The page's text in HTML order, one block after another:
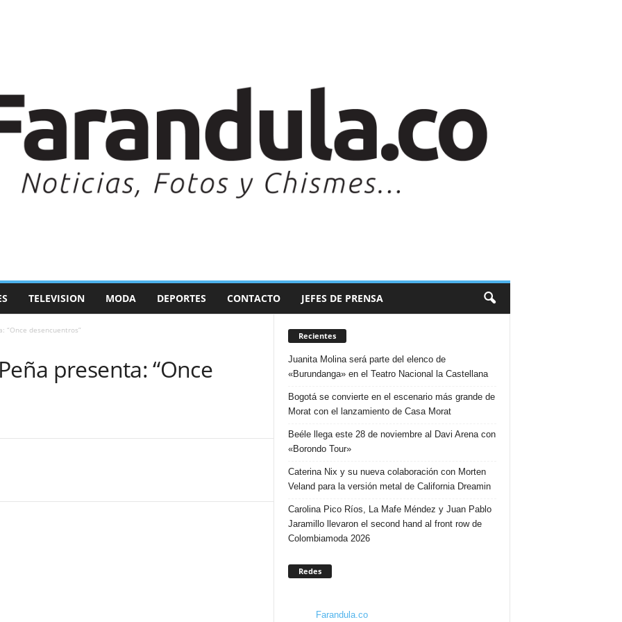
TELEVISION MODA DEPORTES CONTACTO JEFES DE PRENSA
“Once desencuentros”
presenta: “Once
Recientes
Juanita Molina será parte del elenco de
«Burundanga» en el Teatro Nacional la Castellana
Bogotá se convierte en el escenario más grande de
Morat con el lanzamiento de Casa Morat
Beéle llega este 28 de noviembre al Davi Arena con
«Borondo Tour»
Caterina Nix y su nueva colaboración con Morten
Veland para la versión metal de California Dreamin
Carolina Pico Ríos, La Mafe Méndez y Juan Pablo
Jaramillo llevaron el second hand al front row de
Colombiamoda 2026
Redes
Farandula.co